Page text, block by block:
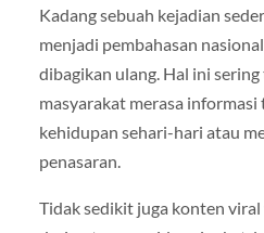
Kadang sebuah kejadian
menjadi pembahasan
dibagikan ulang. Hal ini
masyarakat merasa
kehidupan sehari-hari atau
penasaran.
Tidak sedikit juga konten viral